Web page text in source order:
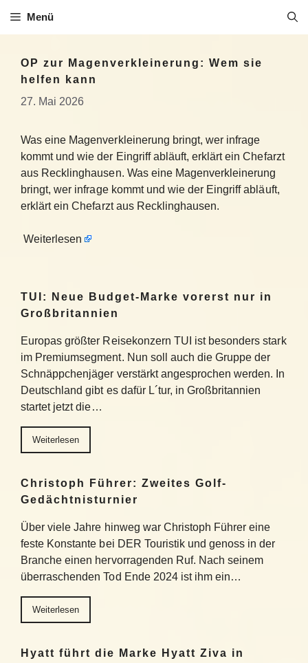
Inhalt
Menü
OP zur Magenverkleinerung: Wem sie
helfen kann
27. Mai 2026
Was eine Magenverkleinerung bringt, wer infrage
kommt und wie der Eingriff abläuft, erklärt ein Chefarzt
aus Recklinghausen. Was eine Magenverkleinerung
bringt, wer infrage kommt und wie der Eingriff abläuft,
erklärt ein Chefarzt aus Recklinghausen.
Weiterlesen
TUI: Neue Budget-Marke vorerst nur in
Großbritannien
Europas größter Reisekonzern TUI ist besonders stark
im Premiumsegment. Nun soll auch die Gruppe der
Schnäppchenjäger verstärkt angesprochen werden. In
Deutschland gibt es dafür L´tur, in Großbritannien
startet jetzt die…
Weiterlesen
Christoph Führer: Zweites Golf-
Gedächtnisturnier
Über viele Jahre hinweg war Christoph Führer eine
feste Konstante bei DER Touristik und genoss in der
Branche einen hervorragenden Ruf. Nach seinem
überraschenden Tod Ende 2024 ist ihm ein…
Weiterlesen
Hyatt führt die Marke Hyatt Ziva in